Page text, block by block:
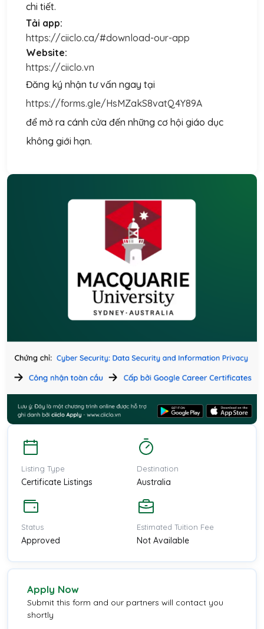
chi tiết.
Tải app:
https://ciiclo.ca/#download-our-app
Website:
https://ciiclo.vn
Đăng ký nhận tư vấn ngay tại
https://forms.gle/HsMZakS8vatQ4Y89A
để mở ra cánh cửa đến những cơ hội giáo dục
không giới hạn.
Listing Type
Certificate Listings
Destination
Australia
Status
Approved
Estimated Tuition Fee
Not Available
Apply Now
Submit this form and our partners will contact you
shortly